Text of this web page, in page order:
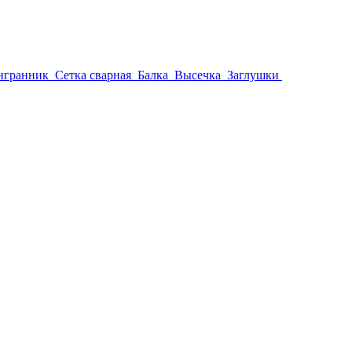
Сетка сварная Балка Высечка Заглушки